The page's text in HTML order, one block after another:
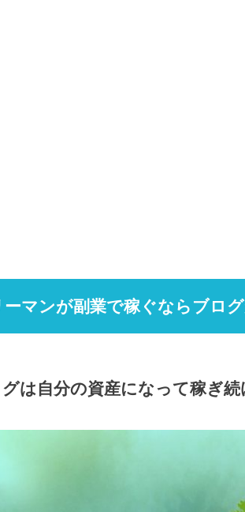
マンが副業で稼ぐならブロ
は自分の資産になって稼ぎ続